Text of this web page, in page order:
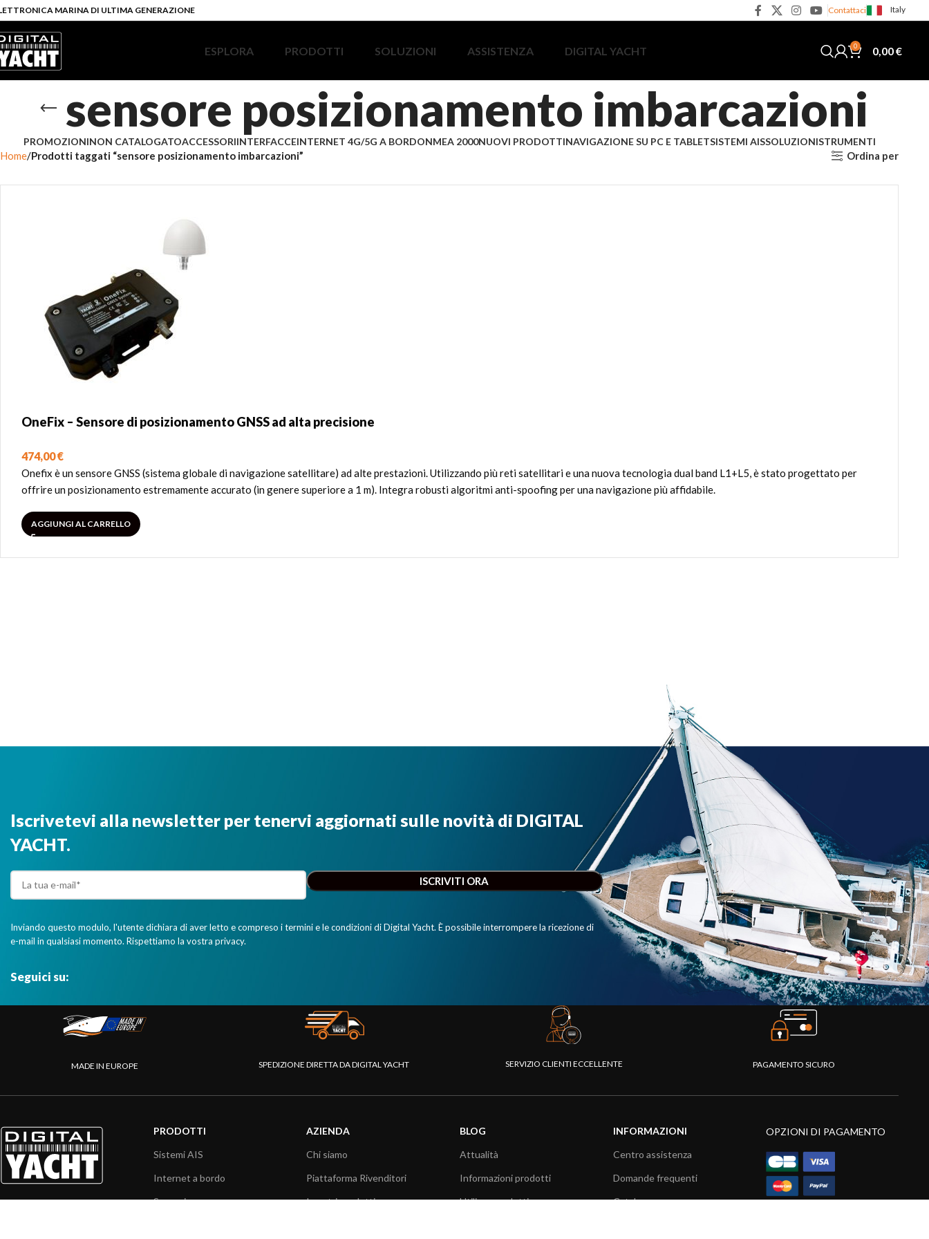
MARINA DI ULTIMA GENERAZIONE Contattaci Italy
ESPLORA PRODOTTI SOLUZIONI ASSISTENZA DIGITAL YACHT 0 0,00€
sensore posizionamento imbarcazioni
PROMOZIONINON CATALOGATOACCESSORIINTERFACCEINTERNET 4G/5G A BORDONMEA 2000NUOVI PRODOTTINAVIGAZIONE SU PC E TABLETSISTEMI AISSOLUZIONISTRUMENTI
Home Prodotti taggati “sensore posizionamento imbarcazioni” Ordina per
OneFix – Sensore di posizionamento GNSS ad alta precisione
474,00€
Onefix è un sensore GNSS (sistema globale di navigazione satellitare) ad alte prestazioni. Utilizzando più reti satellitari e una nuova tecnologia dual band L1+L5, è stato progettato per
offrire un posizionamento estremamente accurato (in genere superiore a 1 m). Integra robusti algoritmi anti-spoofing per una navigazione più affidabile.
AGGIUNGI AL CARRELLO
Iscrivetevi alla newsletter per tenervi aggiornati sulle novità di DIGITAL
YACHT.
Inviando questo modulo, l'utente dichiara di aver letto e compreso i termini e le condizioni di Digital Yacht. È possibile interrompere la ricezione di
e-mail in qualsiasi momento. Rispettiamo la vostra privacy.
Seguici su:
MADE IN EUROPE SPEDIZIONE DIRETTA DA DIGITAL YACHT SERVIZIO CLIENTI ECCELLENTE PAGAMENTO SICURO
PRODOTTI
Sistemi AIS
Internet a bordo
Sensori
AZIENDA
Chi siamo
Piattaforma Rivenditori
I nostri prodotti
BLOG
Attualità
Informazioni prodotti
Utilizzo prodotti
INFORMAZIONI
Centro assistenza
Domande frequenti
Catalogo
OPZIONI DI PAGAMENTO